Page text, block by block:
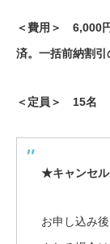
＜費用＞ 6,000
済。一括前納割引
＜定員＞ 15名
★キャンセ
お申し込み